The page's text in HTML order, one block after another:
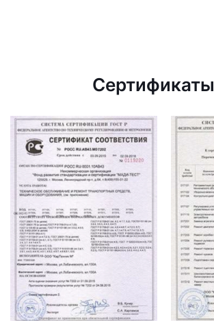
Сертификаты